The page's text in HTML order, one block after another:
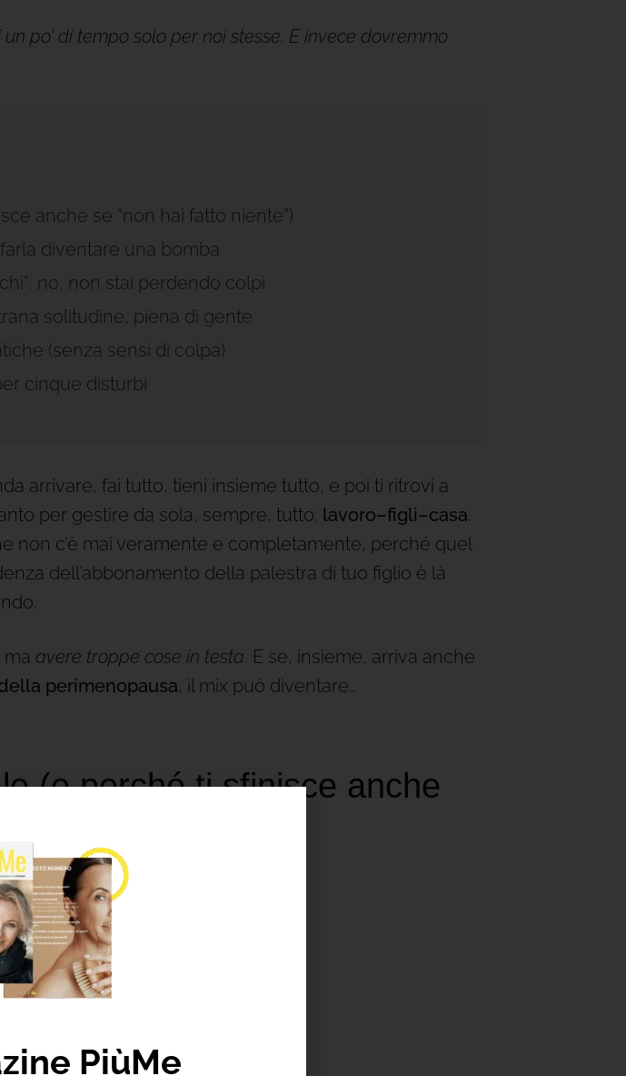
po’ di tempo solo per noi stesse. E invece dovremmo
anche se “non hai fatto niente”)
diventare una bomba
no, non stai perdendo colpi
solitudine, piena di gente
(senza sensi di colpa)
cinque disturbi
arrivare, fai tutto, tieni insieme tutto, e poi ti ritrovi a
per gestire da sola, sempre, tutto: lavoro–figli–casa.
non c’è mai veramente e completamente, perché quel
dell’abbonamento della palestra di tuo figlio è là
avere troppe cose in testa. E se, insieme, arriva anche
perimenopausa, il mix può diventare…
(e perché ti sfinisce anche
PiùMe